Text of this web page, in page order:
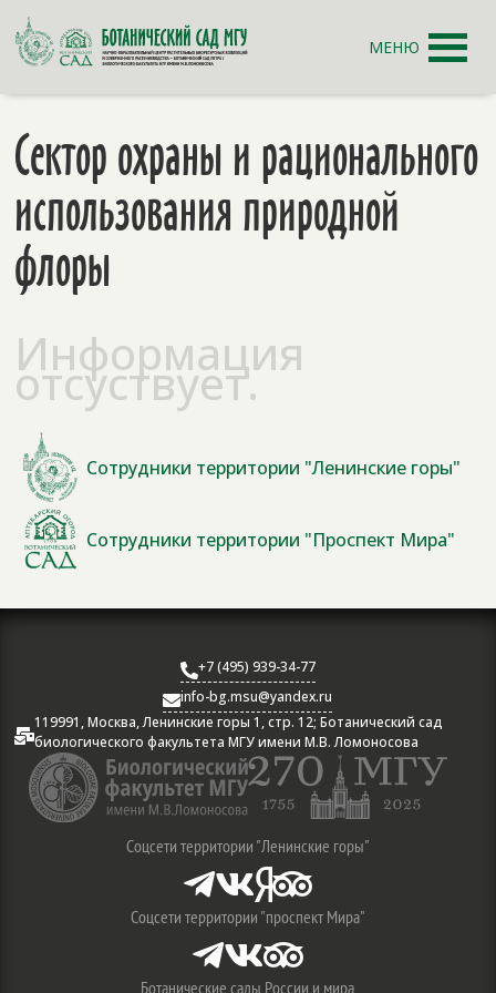
МЕНЮ
Сектор охраны и рационального
использования природной
флоры
Информация
отсуствует.
Сотрудники территории "Ленинские горы"
Сотрудники территории "Проспект Мира"
+7 (495) 939-34-77
info-bg.msu@yandex.ru

119991, Москва, Ленинские горы 1, стр. 12; Ботанический сад
биологического факультета МГУ имени М.В. Ломоносова
Соцсети территории "Ленинские горы"

Соцсети территории "проспект Мира"

Ботанические сады России и мира